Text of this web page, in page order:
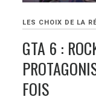
LES CHOIX DE LA
GTA 6 :
FOIS